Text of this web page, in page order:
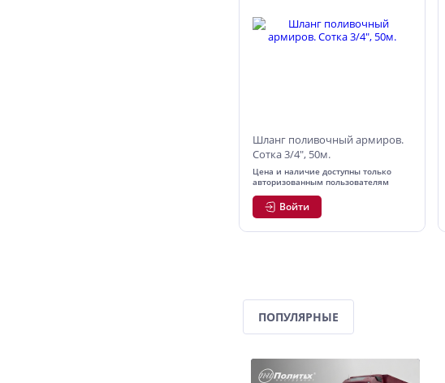
Шланг поливочный армиров.
Сотка 3/4", 50м.
Цена и наличие доступны только
авторизованным пользователям
Войти
ПОПУЛЯРНЫЕ